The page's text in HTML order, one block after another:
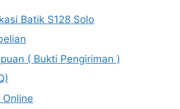
Batik S128 Solo
( Bukti Pengiriman )